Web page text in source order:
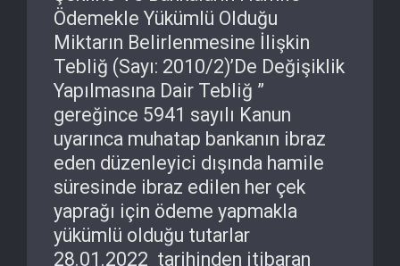
Ödemekle Yükümlü Olduğu
Miktarın Belirlenmesine İlişkin
Tebliğ (Sayı: 2010/2)’De Değişiklik
Yapılmasına Dair Tebliğ ”
gereğince 5941 sayılı Kanun
uyarınca muhatap bankanın ibraz
eden düzenleyici dışında hamile
süresinde ibraz edilen her çek
yaprağı için ödeme yapmakla
yükümlü olduğu tutarlar
28.01.2022 tarihinden itibaran